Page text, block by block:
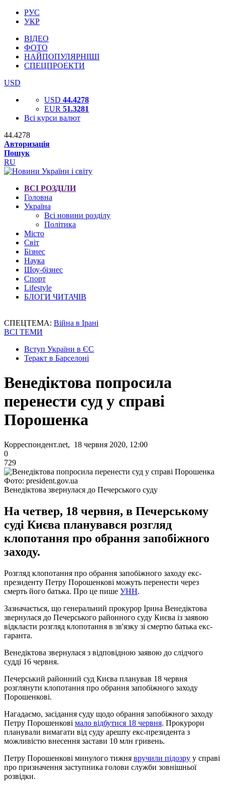
РУС
УКР
ВІДЕО
ФОТО
НАЙПОПУЛЯРНІШІ
СПЕЦПРОЕКТИ
USD
USD 44.4278
EUR 51.3281
Всі курси валют
44.4278
Авторизація
Пошук
RU
ВСІ РОЗДІЛИ
Головна
Україна
Всі новини розділу
Політика
Місто
Світ
Бізнес
Наука
Шоу-бізнес
Спорт
Lifestyle
БЛОГИ ЧИТАЧІВ
СПЕЦТЕМА: Війна в Ірані
ВСІ ТЕМИ
Вступ України в ЄС
Теракт в Барселоні
Венедіктова попросила
перенести суд у справі
Порошенка
Корреспондент.net, 18 червня 2020, 12:00
0
729
Фото: president.gov.ua
Венедіктова звернулася до Печерського суду
На четвер, 18 червня, в Печерському
суді Києва планувався розгляд
клопотання про обрання запобіжного
заходу.
Розгляд клопотання про обрання запобіжного заходу екс-
президенту Петру Порошенкові можуть перенести через
смерть його батька. Про це пише УНН.
Зазначається, що генеральний прокурор Ірина Венедіктова
звернулася до Печерського районного суду Києва із заявою
відкласти розгляд клопотання в зв'язку зі смертю батька екс-
гаранта.
Венедіктова звернулася з відповідною заявою до слідчого
судді 16 червня.
Печерський районний суд Києва планував 18 червня
розглянути клопотання про обрання запобіжного заходу
Порошенкові.
Нагадаємо, засідання суду щодо обрання запобіжного заходу
Петру Порошенкові мало відбутися 18 червня. Прокурори
планували вимагати від суду арешту екс-президента з
можливістю внесення застави 10 млн гривень.
Петру Порошенкові минулого тижня вручили підозру у справі
про призначення заступника голови служби зовнішньої
розвідки.